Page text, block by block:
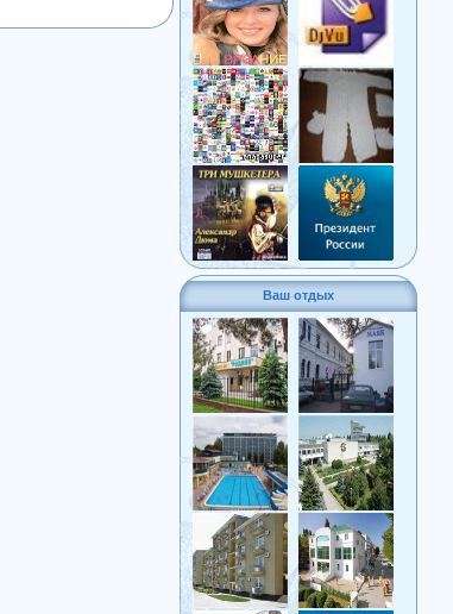
Ваш отдых